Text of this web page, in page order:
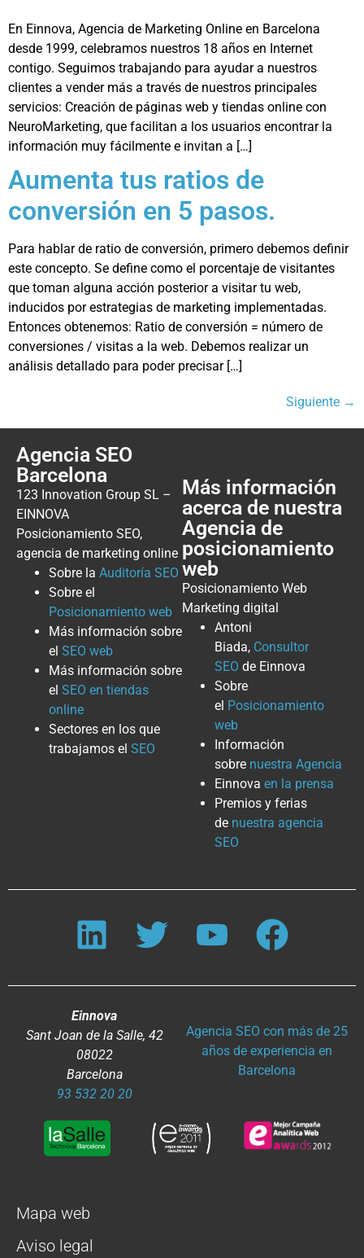
En Einnova, Agencia de Marketing Online en Barcelona
desde 1999, celebramos nuestros 18 años en Internet
contigo. Seguimos trabajando para ayudar a nuestros
clientes a vender más a través de nuestros principales
servicios: Creación de páginas web y tiendas online con
NeuroMarketing, que facilitan a los usuarios encontrar la
información muy fácilmente e invitan a […]
Aumenta tus ratios de
conversión en 5 pasos.
Para hablar de ratio de conversión, primero debemos definir
este concepto. Se define como el porcentaje de visitantes
que toman alguna acción posterior a visitar tu web,
inducidos por estrategias de marketing implementadas.
Entonces obtenemos: Ratio de conversión = número de
conversiones / visitas a la web. Debemos realizar un
análisis detallado para poder precisar […]
Siguiente →
Agencia SEO
Barcelona
123 Innovation Group SL –
EINNOVA
Posicionamiento SEO,
agencia de marketing online
Sobre la Auditoría SEO
Sobre el
Posicionamiento web
Más información sobre
el SEO web
Más información sobre
el SEO en tiendas
online
Sectores en los que
trabajamos el SEO
Más información
acerca de nuestra
Agencia de
posicionamiento
web
Posicionamiento Web
Marketing digital
Antoni
Biada, Consultor
SEO de Einnova
Sobre
el Posicionamiento
web
Información
sobre nuestra Agencia
Einnova en la prensa
Premios y ferias
de nuestra agencia
SEO
Einnova
Sant Joan de la Salle, 42
08022
Barcelona
93 532 20 20
Agencia SEO con más de 25
años de experiencia en
Barcelona
Mapa web
Aviso legal